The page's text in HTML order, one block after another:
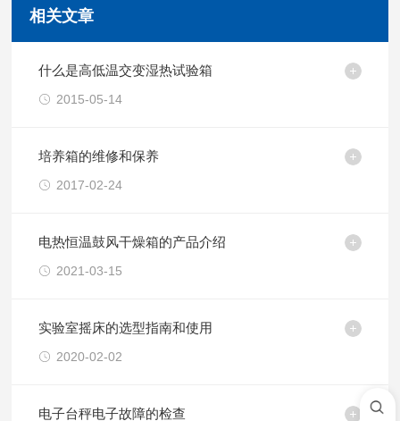
相关文章
什么是高低温交变湿热试验箱
2015-05-14
培养箱的维修和保养
2017-02-24
电热恒温鼓风干燥箱的产品介绍
2021-03-15
实验室摇床的选型指南和使用
2020-02-02
电子台秤电子故障的检查